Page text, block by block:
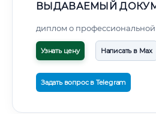
ВЫДАВАЕМЫЙ
диплом о
Узнать цену Написать в Max
Задать вопрос в Telegram